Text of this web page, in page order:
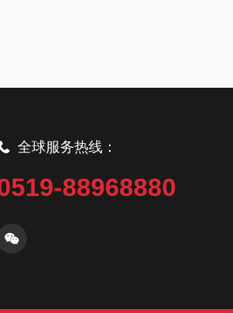
全球服务热线：
88968880